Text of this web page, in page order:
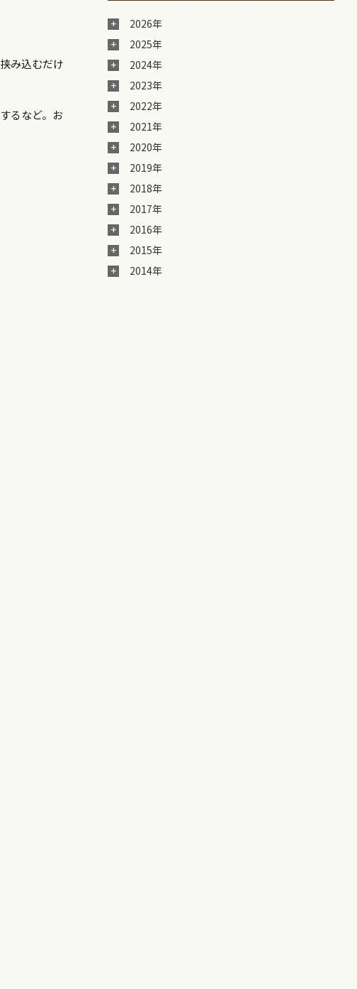
み込むだけ
るなど。お
2026年
2025年
2024年
2023年
2022年
2021年
2020年
2019年
2018年
2017年
2016年
2015年
2014年